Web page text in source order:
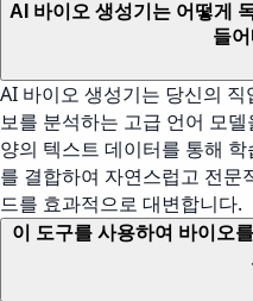
AI 바이오 생성기는 어떻게
들
AI 바이오 생성기는 당신의
보를 분석하는 고급 언어 모
양의 텍스트 데이터를 통해
를 결합하여 자연스럽고 전문
드를 효과적으로 대변합니다.
이 도구를 사용하여 바이오